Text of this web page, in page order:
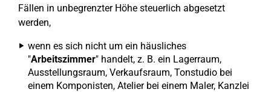
Fällen in unbegrenzter Höhe steuerlich abgesetzt
werden,
wenn es sich nicht um ein häusliches
"Arbeitszimmer" handelt, z. B. ein Lagerraum,
Ausstellungsraum, Verkaufsraum, Tonstudio bei
einem Komponisten, Atelier bei einem Maler, Kanzlei